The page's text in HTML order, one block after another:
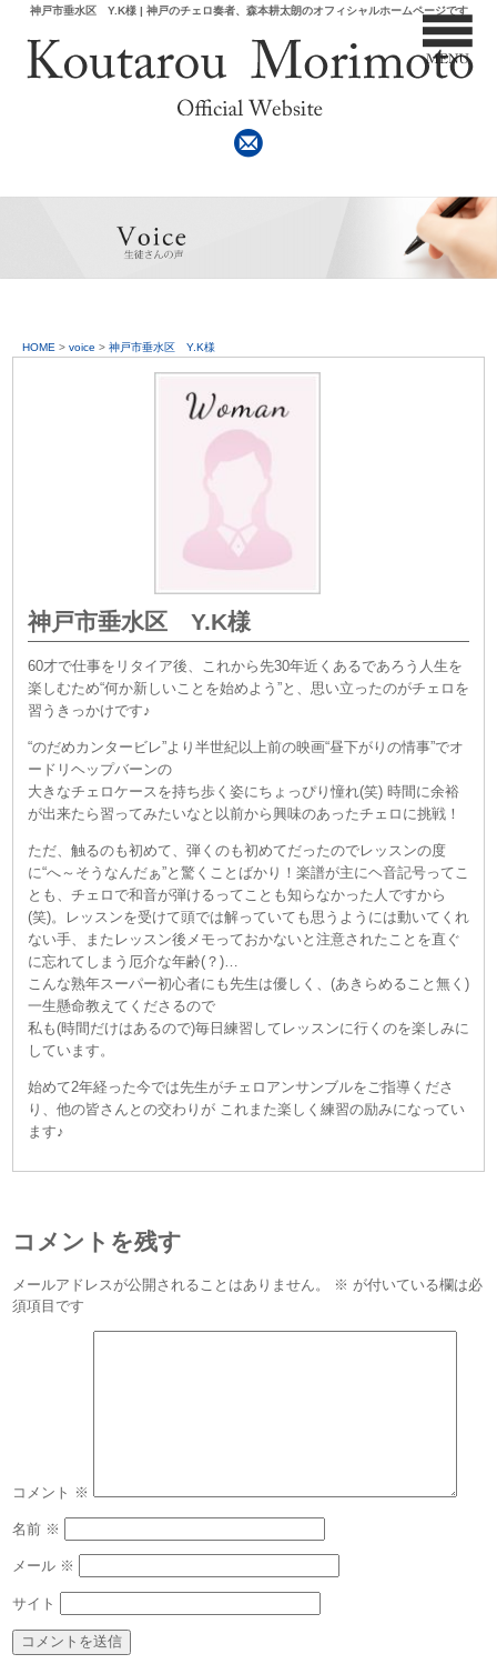
神戸市垂水区 Y.K様 | 神戸のチェロ奏者、森本耕太朗のオフィシャルホームページです
HOME > voice > 神戸市垂水区 Y.K様
神戸市垂水区 Y.K様
60才で仕事をリタイア後、これから先30年近くあるであろう人生を
楽しむため“何か新しいことを始めよう”と、思い立ったのがチェロを
習うきっかけです♪
“のだめカンタービレ”より半世紀以上前の映画“昼下がりの情事”でオ
ードリヘップバーンの
大きなチェロケースを持ち歩く姿にちょっぴり憧れ(笑) 時間に余裕
が出来たら習ってみたいなと以前から興味のあったチェロに挑戦！
ただ、触るのも初めて、弾くのも初めてだったのでレッスンの度
に“へ～そうなんだぁ”と驚くことばかり！楽譜が主にヘ音記号ってこ
とも、チェロで和音が弾けるってことも知らなかった人ですから
(笑)。レッスンを受けて頭では解っていても思うようには動いてくれ
ない手、またレッスン後メモっておかないと注意されたことを直ぐ
に忘れてしまう厄介な年齢(？)…
こんな熟年スーパー初心者にも先生は優しく、(あきらめること無く)
一生懸命教えてくださるので
私も(時間だけはあるので)毎日練習してレッスンに行くのを楽しみに
しています。
始めて2年経った今では先生がチェロアンサンブルをご指導くださ
り、他の皆さんとの交わりが これまた楽しく練習の励みになってい
ます♪
コメントを残す
メールアドレスが公開されることはありません。 ※ が付いている欄は必
須項目です
コメント ※
名前 ※
メール ※
サイト